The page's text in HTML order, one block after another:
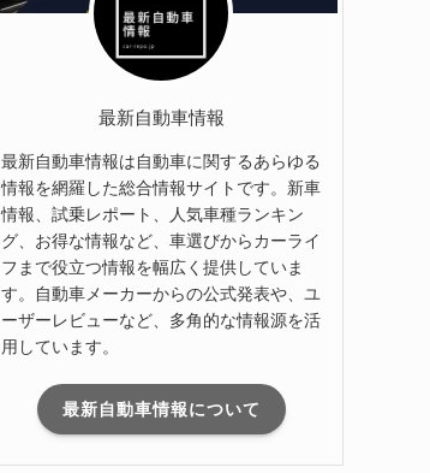
最新自動車情報
最新自動車情報は自動車に関するあらゆる
情報を網羅した総合情報サイトです。新車
情報、試乗レポート、人気車種ランキン
グ、お得な情報など、車選びからカーライ
フまで役立つ情報を幅広く提供していま
す。自動車メーカーからの公式発表や、ユ
ーザーレビューなど、多角的な情報源を活
用しています。
最新自動車情報について